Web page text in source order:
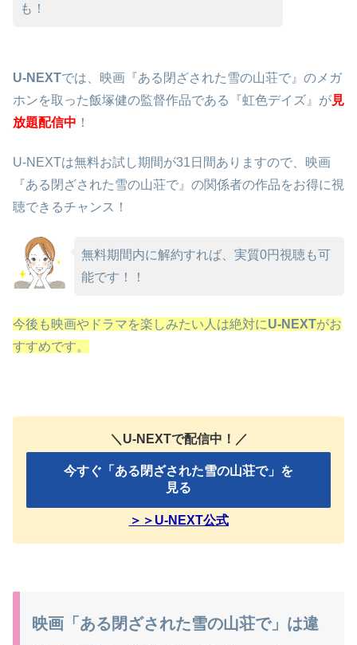
も！
U-NEXTでは、映画『ある閉ざされた雪の山荘で』のメガ
ホンを取った飯塚健の監督作品である『虹色デイズ』が見
放題配信中 ！
U-NEXTは無料お試し期間が31日間ありますので、映画
『ある閉ざされた雪の山荘で』の関係者の作品をお得に視
聴できるチャンス！
無料期間内に解約すれば、実質0円視聴も可
能です！！
今後も映画やドラマを楽しみたい人は絶対にU-NEXTがお
すすめです。
＼U-NEXTで配信中！／
今すぐ「ある閉ざされた雪の山荘で」を
見る
＞＞U-NEXT公式
映画「ある閉ざされた雪の山荘で」は違